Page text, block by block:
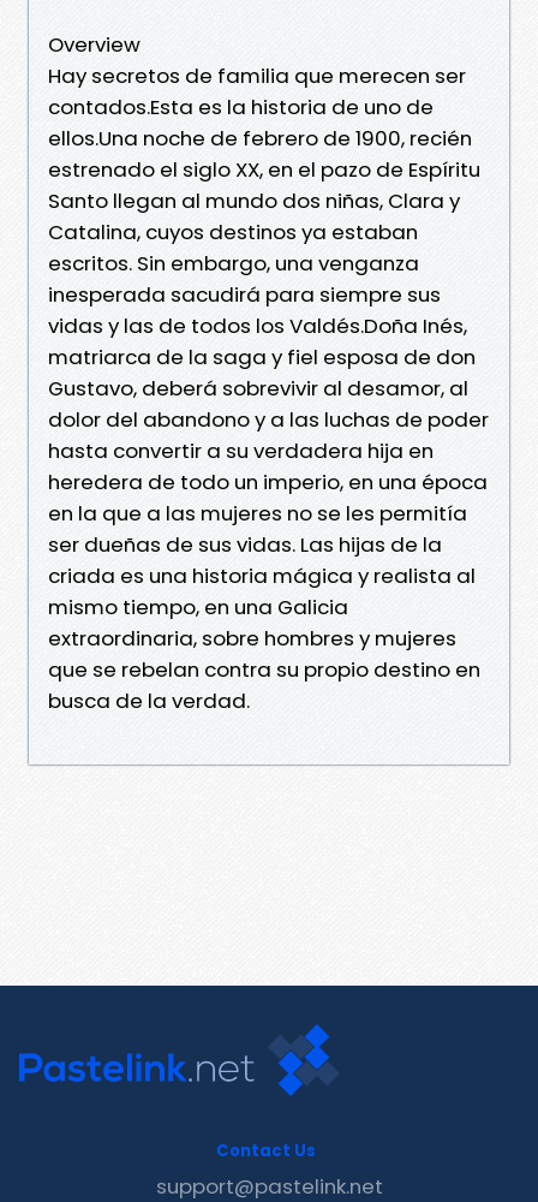
Overview
Hay secretos de familia que merecen ser
contados.Esta es la historia de uno de
ellos.Una noche de febrero de 1900, recién
estrenado el siglo XX, en el pazo de Espíritu
Santo llegan al mundo dos niñas, Clara y
Catalina, cuyos destinos ya estaban
escritos. Sin embargo, una venganza
inesperada sacudirá para siempre sus
vidas y las de todos los Valdés.Doña Inés,
matriarca de la saga y fiel esposa de don
Gustavo, deberá sobrevivir al desamor, al
dolor del abandono y a las luchas de poder
hasta convertir a su verdadera hija en
heredera de todo un imperio, en una época
en la que a las mujeres no se les permitía
ser dueñas de sus vidas. Las hijas de la
criada es una historia mágica y realista al
mismo tiempo, en una Galicia
extraordinaria, sobre hombres y mujeres
que se rebelan contra su propio destino en
busca de la verdad.
Contact Us
support@pastelink.net